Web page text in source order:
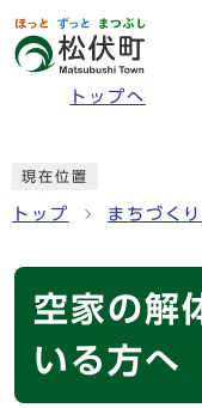
ページの先頭です
トップへ
現在位置
トップ まちづくり
空家の解
いる方へ